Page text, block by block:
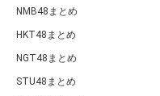
NMB48まとめ
HKT48まとめ
NGT48まとめ
STU48まとめ